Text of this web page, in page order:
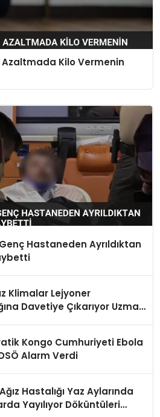
Kilo Vermenin
Hastaneden Ayrıldıktan
Klimalar Lejyoner
Davetiye Çıkarıyor Uzman
Kongo Cumhuriyeti Ebola
Alarm Verdi
Hastalığı Yaz Aylarında
Yayılıyor Döküntüleri